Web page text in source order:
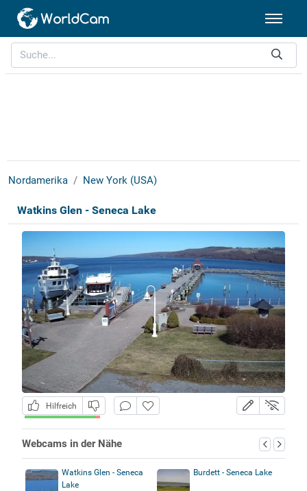
Nordamerika New York (USA)
Watkins Glen - Seneca Lake
Hilfreich
Webcams in der Nähe
Watkins Glen - Seneca
Lake
Burdett - Seneca Lake